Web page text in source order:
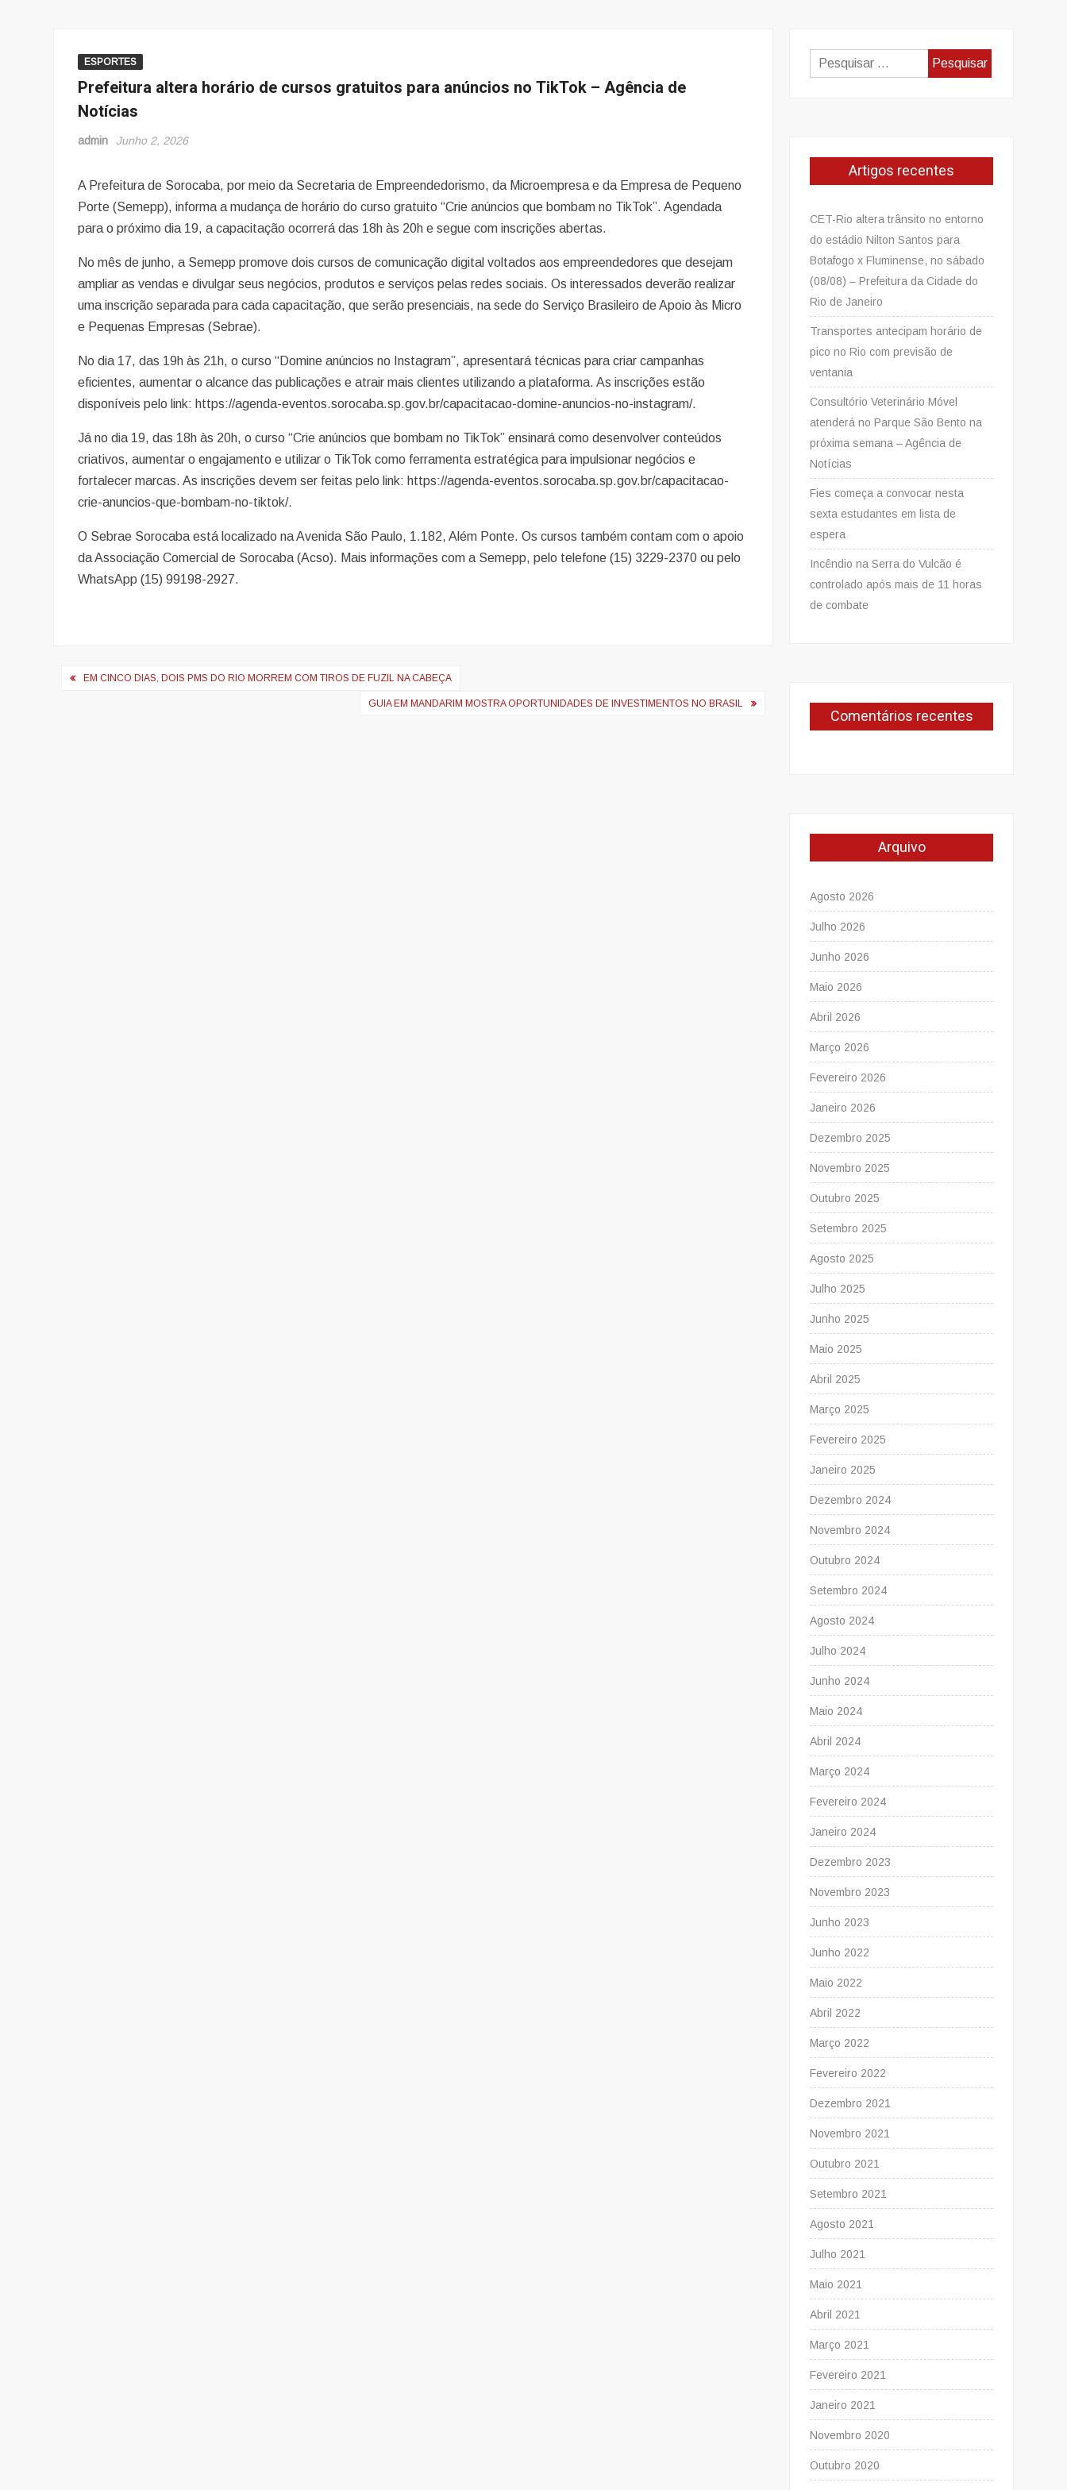
ESPORTES
Prefeitura altera horário de cursos gratuitos para anúncios no TikTok – Agência de
Notícias
admin Junho 2, 2026
A Prefeitura de Sorocaba, por meio da Secretaria de Empreendedorismo, da Microempresa e da Empresa de Pequeno
Porte (Semepp), informa a mudança de horário do curso gratuito “Crie anúncios que bombam no TikTok”. Agendada
para o próximo dia 19, a capacitação ocorrerá das 18h às 20h e segue com inscrições abertas.
No mês de junho, a Semepp promove dois cursos de comunicação digital voltados aos empreendedores que desejam
ampliar as vendas e divulgar seus negócios, produtos e serviços pelas redes sociais. Os interessados deverão realizar
uma inscrição separada para cada capacitação, que serão presenciais, na sede do Serviço Brasileiro de Apoio às Micro
e Pequenas Empresas (Sebrae).
No dia 17, das 19h às 21h, o curso “Domine anúncios no Instagram”, apresentará técnicas para criar campanhas
eficientes, aumentar o alcance das publicações e atrair mais clientes utilizando a plataforma. As inscrições estão
disponíveis pelo link: https://agenda-eventos.sorocaba.sp.gov.br/capacitacao-domine-anuncios-no-instagram/.
Já no dia 19, das 18h às 20h, o curso “Crie anúncios que bombam no TikTok” ensinará como desenvolver conteúdos
criativos, aumentar o engajamento e utilizar o TikTok como ferramenta estratégica para impulsionar negócios e
fortalecer marcas. As inscrições devem ser feitas pelo link: https://agenda-eventos.sorocaba.sp.gov.br/capacitacao-
crie-anuncios-que-bombam-no-tiktok/.
O Sebrae Sorocaba está localizado na Avenida São Paulo, 1.182, Além Ponte. Os cursos também contam com o apoio
da Associação Comercial de Sorocaba (Acso). Mais informações com a Semepp, pelo telefone (15) 3229-2370 ou pelo
WhatsApp (15) 99198-2927.
Navegação
EM CINCO DIAS, DOIS PMS DO RIO MORREM COM TIROS DE FUZIL NA CABEÇA
GUIA EM MANDARIM MOSTRA OPORTUNIDADES DE INVESTIMENTOS NO BRASIL
Pesquisar
por:
Artigos recentes
CET-Rio altera trânsito no entorno
do estádio Nilton Santos para
Botafogo x Fluminense, no sábado
(08/08) – Prefeitura da Cidade do
Rio de Janeiro
Transportes antecipam horário de
pico no Rio com previsão de
ventania
Consultório Veterinário Móvel
atenderá no Parque São Bento na
próxima semana – Agência de
Notícias
Fies começa a convocar nesta
sexta estudantes em lista de
espera
Incêndio na Serra do Vulcão é
controlado após mais de 11 horas
de combate
Comentários recentes
Arquivo
Agosto 2026
Julho 2026
Junho 2026
Maio 2026
Abril 2026
Março 2026
Fevereiro 2026
Janeiro 2026
Dezembro 2025
Novembro 2025
Outubro 2025
Setembro 2025
Agosto 2025
Julho 2025
Junho 2025
Maio 2025
Abril 2025
Março 2025
Fevereiro 2025
Janeiro 2025
Dezembro 2024
Novembro 2024
Outubro 2024
Setembro 2024
Agosto 2024
Julho 2024
Junho 2024
Maio 2024
Abril 2024
Março 2024
Fevereiro 2024
Janeiro 2024
Dezembro 2023
Novembro 2023
Junho 2023
Junho 2022
Maio 2022
Abril 2022
Março 2022
Fevereiro 2022
Dezembro 2021
Novembro 2021
Outubro 2021
Setembro 2021
Agosto 2021
Julho 2021
Maio 2021
Abril 2021
Março 2021
Fevereiro 2021
Janeiro 2021
Novembro 2020
Outubro 2020